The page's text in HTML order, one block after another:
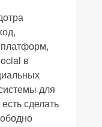
в
для
сделать